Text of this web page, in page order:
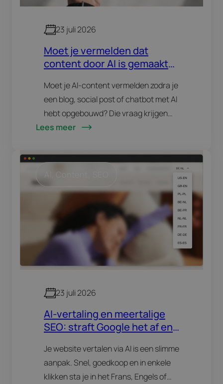
23 juli 2026
Moet je vermelden dat
content door AI is gemaakt?
transparantieregels
uitgelegd
Moet je AI-content vermelden zodra je
een blog, social post of chatbot met AI
hebt opgebouwd? Die vraag krijgen
we steeds vaker en het antwoord is
Lees meer
Content
23 juli 2026
AI-vertaling en meertalige
SEO: straft Google het af en
Je website vertalen via AI is een slimme
aanpak. Snel, goedkoop en in enkele
klikken sta je in het Frans, Engels of